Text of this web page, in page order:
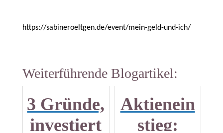
https://sabineroeltgen.de/event/mein-geld-und-ich/
Weiterführende Blogartikel:
3 Gründe,
investiert
Aktienein
stieg: